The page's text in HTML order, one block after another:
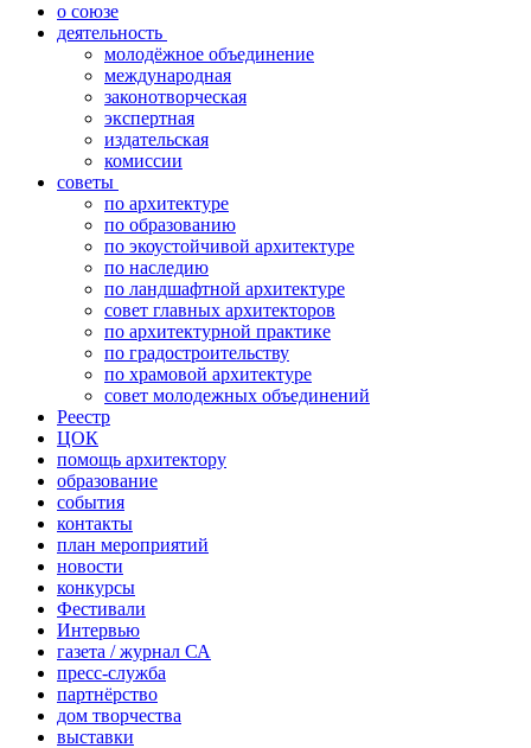
о союзе
деятельность
молодёжное объединение
международная
законотворческая
экспертная
издательская
комиссии
советы
по архитектуре
по образованию
по экоустойчивой архитектуре
по наследию
по ландшафтной архитектуре
совет главных архитекторов
по архитектурной практике
по градостроительству
по храмовой архитектуре
совет молодежных объединений
Реестр
ЦОК
помощь архитектору
образование
события
контакты
план мероприятий
новости
конкурсы
Фестивали
Интервью
газета / журнал СА
пресс-служба
партнёрство
дом творчества
выставки